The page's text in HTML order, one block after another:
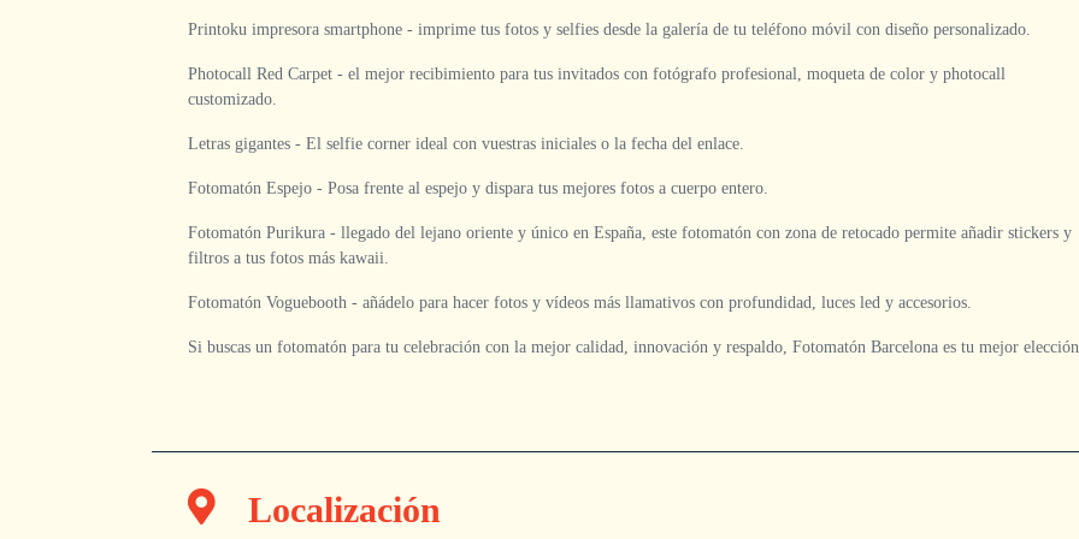
Printoku impresora smartphone - imprime tus fotos y selfies desde la galería de tu teléfono móvil con diseño personalizado.
Photocall Red Carpet - el mejor recibimiento para tus invitados con fotógrafo profesional, moqueta de color y photocall
customizado.
Letras gigantes - El selfie corner ideal con vuestras iniciales o la fecha del enlace.
Fotomatón Espejo - Posa frente al espejo y dispara tus mejores fotos a cuerpo entero.
Fotomatón Purikura - llegado del lejano oriente y único en España, este fotomatón con zona de retocado permite añadir stickers y
filtros a tus fotos más kawaii.
Fotomatón Voguebooth - añádelo para hacer fotos y vídeos más llamativos con profundidad, luces led y accesorios.
Si buscas un fotomatón para tu celebración con la mejor calidad, innovación y respaldo, Fotomatón Barcelona es tu mejor
Localización